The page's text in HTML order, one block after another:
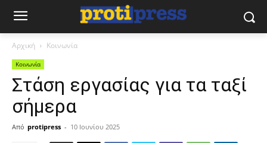
Αρχική Κοινωνία
Κοινωνία
Στάση εργασίας για τα ταξί
σήμερα
Από protipress - 10 Ιουνίου 2025